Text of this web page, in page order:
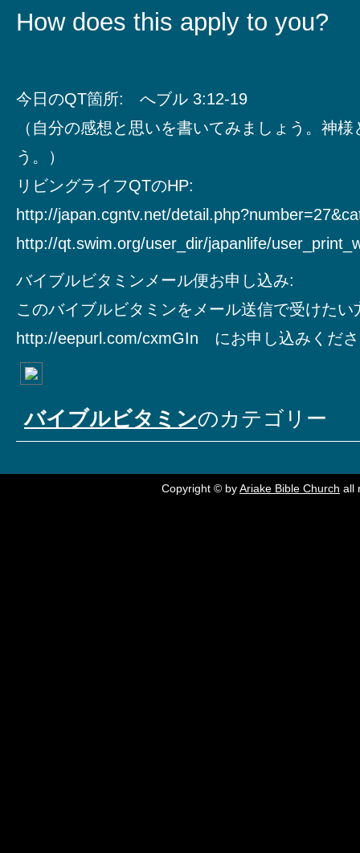
How does this apply to you?
今日のQT箇所: へブル 3:12-19
（自分の感想と思いを書いてみましょう。神
う。）
リビングライフQTのHP:
http://japan.cgntv.net/
http://qt.swim.org/user_dir/japanlife/
バイブルビタミンメール便お申し込み:
このバイブルビタミンをメール送信で受けたい
http://eepurl.com/cxmGIn にお申し込みくだ
バイブルビタミンのカテゴリー
Copyright © byAriake Bible Church all